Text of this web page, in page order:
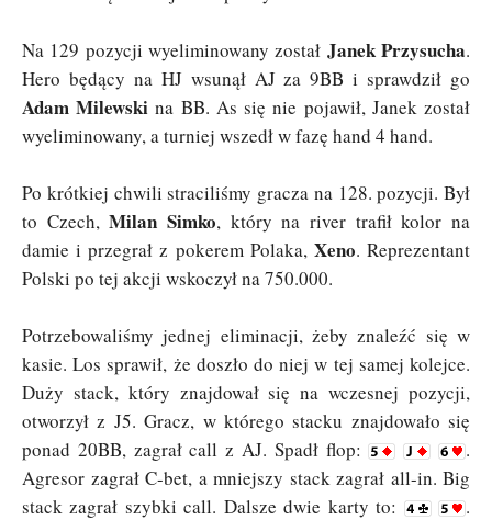
Na 129 pozycji wyeliminowany został Janek Przysucha.
Hero będący na HJ wsunął AJ za 9BB i sprawdził go
Adam Milewski na BB. As się nie pojawił, Janek został
wyeliminowany, a turniej wszedł w fazę hand 4 hand.
Po krótkiej chwili straciliśmy gracza na 128. pozycji. Był
to Czech,Milan Simko, który na river trafił kolor na
damie i przegrał z pokerem Polaka, Xeno. Reprezentant
Polski po tej akcji wskoczył na 750.000.
Potrzebowaliśmy jednej eliminacji, żeby znaleźć się w
kasie. Los sprawił, że doszło do niej w tej samej kolejce.
Duży stack, który znajdował się na wczesnej pozycji,
otworzył z J5. Gracz, w którego stacku znajdowało się
ponad 20BB, zagrał call z AJ. Spadł flop:
.
Agresor zagrał C-bet, a mniejszy stack zagrał all-in. Big
stack zagrał szybki call. Dalsze dwie karty to:
.